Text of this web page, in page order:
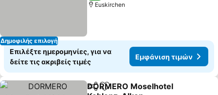
Δημοφιλής επιλογή
Euskirchen
Επιλέξτε ημερομηνίες, για να
δείτε τις ακριβείς τιμές
Εμφάνιση τιμών
Κοινοποίηση
Προσθήκη στα αγαπημένα
DORMERO Moselhotel